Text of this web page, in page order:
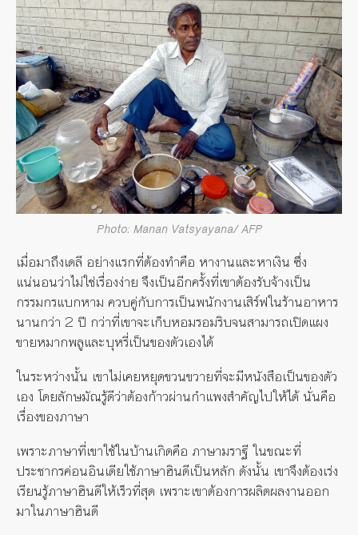
Photo: Manan Vatsyayana/ AFP
เมื่อมาถึงเดลี อย่างแรกที่ต้องทำคือ หางานและหาเงิน ซึ่ง
แน่นอนว่าไม่ใช่เรื่องง่าย จึงเป็นอีกครั้งที่เขาต้องรับจ้างเป็น
กรรมกรแบกหาม ควบคู่กับการเป็นพนักงานเสิร์ฟในร้านอาหาร
นานกว่า 2 ปี กว่าที่เขาจะเก็บหอมรอมริบจนสามารถเปิดแผง
ขายหมากพลูและบุหรี่เป็นของตัวเองได้
ในระหว่างนั้น เขาไม่เคยหยุดขวนขวายที่จะมีหนังสือเป็นของตัว
เอง โดยลักษมัณรู้ดีว่าต้องก้าวผ่านกำแพงสำคัญไปให้ได้ นั่นคือ
เรื่องของภาษา
เพราะภาษาที่เขาใช้ในบ้านเกิดคือ ภาษามราฐี ในขณะที่
ประชากรค่อนอินเดียใช้ภาษาฮินดีเป็นหลัก ดังนั้น เขาจึงต้องเร่ง
เรียนรู้ภาษาฮินดีให้เร็วที่สุด เพราะเขาต้องการผลิตผลงานออก
มาในภาษาฮินดี